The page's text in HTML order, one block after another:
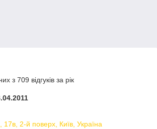
з 709 відгуків за рік
17в, 2-й поверх, Київ, Україна